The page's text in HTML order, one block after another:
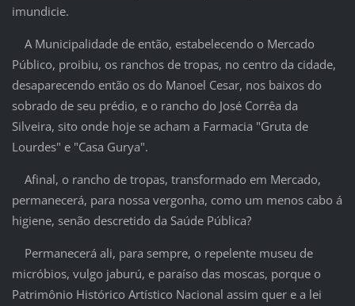
imundicie.
A Municipalidade de então, estabelecendo o Mercado
Público, proibiu, os ranchos de tropas, no centro da cidade,
desaparecendo então os do Manoel Cesar, nos baixos do
sobrado de seu prédio, e o rancho do José Corrêa da
Silveira, sito onde hoje se acham a Farmacia "Gruta de
Lourdes" e "Casa Gurya".
Afinal, o rancho de tropas, transformado em Mercado,
permanecerá, para nossa vergonha, como um menos cabo á
higiene, senão descretido da Saúde Pública?
Permanecerá ali, para sempre, o repelente museu de
micróbios, vulgo jaburú, e paraíso das moscas, porque o
Patrimônio Histórico Artístico Nacional assim quer e a lei